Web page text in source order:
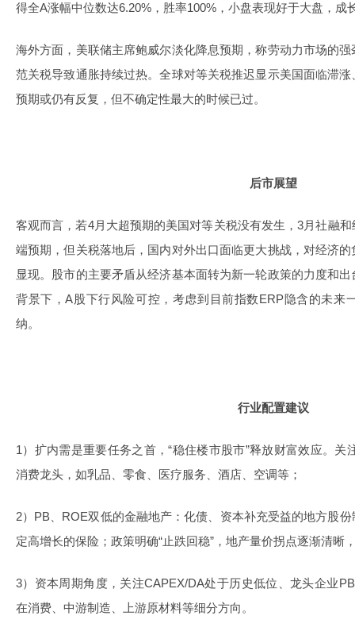
得全A涨幅中位数达6.20%，胜率100%，小盘表现好于大盘，成
海外方面，美联储主席鲍威尔淡化降息预期，称劳动力市场的
范关税导致通胀持续过热。全球对等关税推迟显示美国面临滞
预期或仍有反复，但不确定性最大的时候已过。
后市展望
客观而言，若4月大超预期的美国对等关税没有发生，3月社融
端预期，但关税落地后，国内对外出口面临更大挑战，对经济
显现。股市的主要矛盾从经济基本面转为新一轮政策的力度和
背景下，A股下行风险可控，考虑到目前指数ERP隐含的未来
纳。
行业配置建议
1）扩内需是重要任务之首，“稳住楼市股市”释放财富效应。
消费龙头，如乳品、零食、医疗服务、酒店、空调等；
2）PB、ROE双低的金融地产：化债、资本补充受益的地方股
定高增长的保险；政策明确“止跌回稳”，地产量价拐点逐渐清晰
3）资本周期角度，关注CAPEX/DA处于历史低位、龙头企业
在消费、中游制造、上游原材料等细分方向。